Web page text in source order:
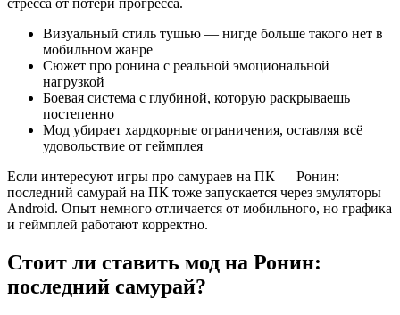
Визуальный стиль тушью — нигде больше такого нет в
мобильном жанре
Сюжет про ронина с реальной эмоциональной
нагрузкой
Боевая система с глубиной, которую раскрываешь
постепенно
Мод убирает хардкорные ограничения, оставляя всё
удовольствие от геймплея
Если интересуют игры про самураев на ПК — Ронин:
последний самурай на ПК тоже запускается через эмуляторы
Android. Опыт немного отличается от мобильного, но графика
и геймплей работают корректно.
Стоит ли ставить мод на Ронин:
последний самурай?